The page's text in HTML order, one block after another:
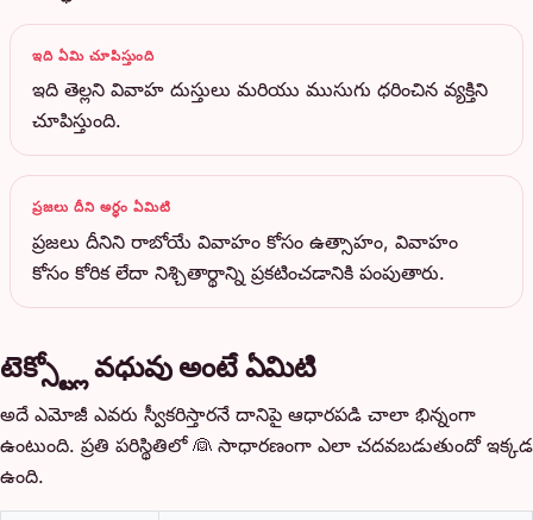
ఇది ఏమి చూపిస్తుంది
ఇది తెల్లని వివాహ దుస్తులు మరియు ముసుగు ధరించిన వ్యక్తిని
చూపిస్తుంది.
ప్రజలు దీని అర్థం ఏమిటి
ప్రజలు దీనిని రాబోయే వివాహం కోసం ఉత్సాహం, వివాహం
కోసం కోరిక లేదా నిశ్చితార్థాన్ని ప్రకటించడానికి పంపుతారు.
టెక్స్ట్లో వధువు అంటే ఏమిటి
అదే ఎమోజీ ఎవరు స్వీకరిస్తారనే దానిపై ఆధారపడి చాలా భిన్నంగా
ఉంటుంది. ప్రతి పరిస్థితిలో 👰 సాధారణంగా ఎలా చదవబడుతుందో ఇక్కడ
ఉంది.